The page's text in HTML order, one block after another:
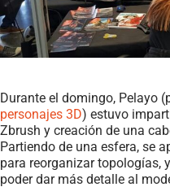
Durante el domingo, Pelayo
personajes 3D) estuvo
Zbrush y creación de una
Partiendo de una esfera, se
para reorganizar topologías,
poder dar más detalle al